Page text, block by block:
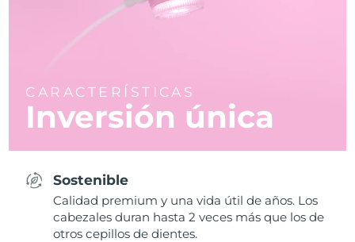
CARACTERÍSTICAS
Inversión única
Sostenible
Calidad premium y una vida útil de años. Los
cabezales duran hasta 2 veces más que los de
otros cepillos de dientes.